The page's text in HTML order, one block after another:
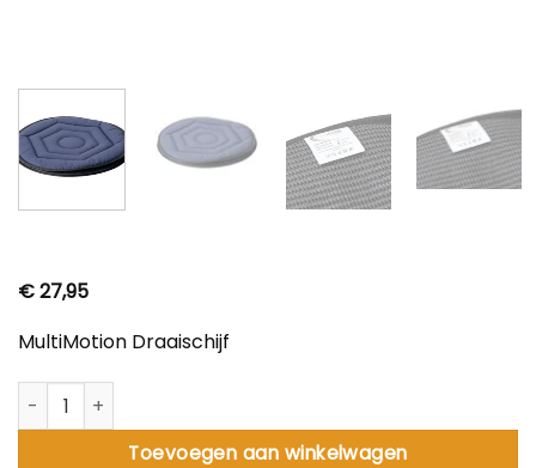
€27,95
MultiMotion Draaischijf
MultiMotion Draaischijf aantal
Toevoegen aan winkelwagen